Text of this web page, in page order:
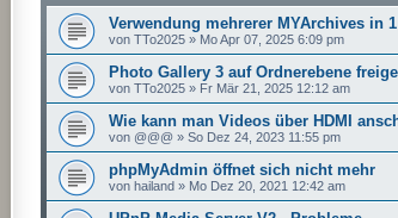
Verwendung mehrerer MYArchives in
von TTo2025» Mo Apr 07, 2025 6:09 pm
Photo Gallery 3 auf Ordnerebene
von TTo2025» Fr Mär 21, 2025 12:12 am
Wie kann man Videos über HDMI
von @@@» So Dez 24, 2023 11:55 pm
phpMyAdmin öffnet sich nicht mehr
von hailand» Mo Dez 20, 2021 12:42 am